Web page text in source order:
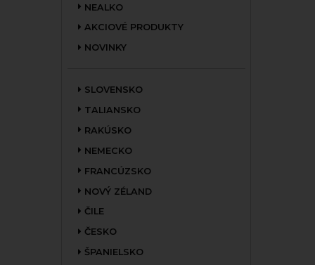
NEALKO
AKCIOVÉ PRODUKTY
NOVINKY
SLOVENSKO
TALIANSKO
RAKÚSKO
NEMECKO
FRANCÚZSKO
NOVÝ ZÉLAND
ČILE
ČESKO
ŠPANIELSKO